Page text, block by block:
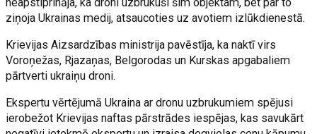
ziņoja Ukrainas medij, atsaucoties uz avotiem izlūkdienestā.
Krievijas Aizsardzības ministrija pavēstīja, ka naktī virs
Voroņežas, Rjazaņas, Belgorodas un Kurskas apgabaliem
pārtverti ukraiņu droni.
Ekspertu vērtējumā Ukraina ar dronu uzbrukumiem spējusi
ierobežot Krievijas naftas pārstrādes iespējas, kas savukārt